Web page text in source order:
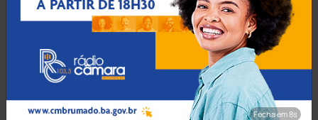
Economia (1235)
Educação (232)
Érico Cardoso (82)
07 Ago 2026 / 17:00
Prefeito de Brumado
anuncia reajuste salarial de
9% para servidores
públicos
Fecha em 7s